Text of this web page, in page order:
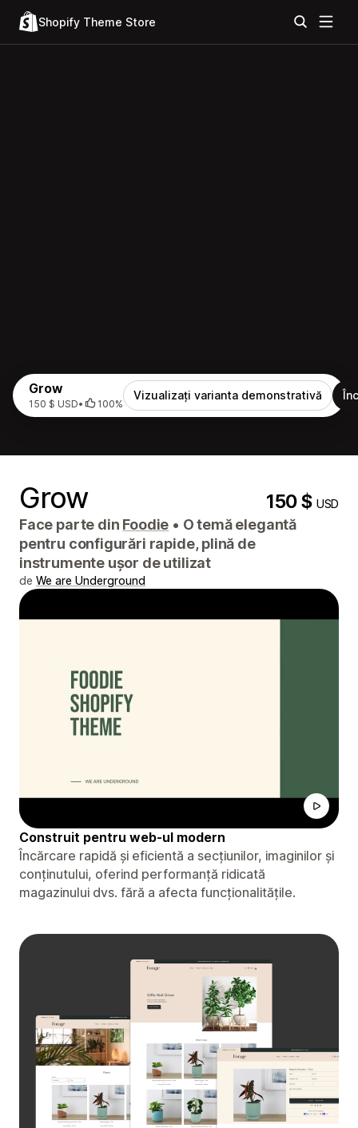
Shopify Theme Store
Grow
150 $ USD• 100%
Vizualizați varianta demonstrativă
Grow 150 $USD
Face parte din Foodie • O temă elegantă
pentru configurări rapide, plină de
instrumente ușor de utilizat
de We are Underground
Construit pentru web-ul modern
Încărcare rapidă și eficientă a secțiunilor, imaginilor și
conținutului, oferind performanță ridicată
magazinului dvs. fără a afecta funcționalitățile.